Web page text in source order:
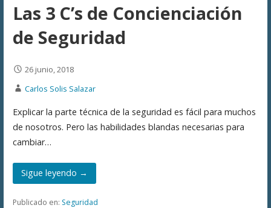
Las 3 C’s de Concienciación
de Seguridad
26 junio, 2018
Carlos Solis Salazar
Explicar la parte técnica de la seguridad es fácil para muchos
de nosotros. Pero las habilidades blandas necesarias para
cambiar…
Sigue leyendo →
Publicado en: Seguridad